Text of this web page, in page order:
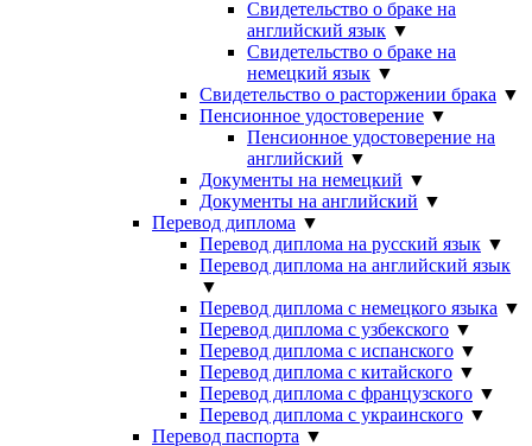
Свидетельство о браке на
английский язык ▼
Свидетельство о браке на
немецкий язык ▼
Свидетельство о расторжении брака ▼
Пенсионное удостоверение ▼
Пенсионное удостоверение на
английский ▼
Документы на немецкий ▼
Документы на английский ▼
Перевод диплома ▼
Перевод диплома на русский язык ▼
Перевод диплома на английский язык
▼
Перевод диплома с немецкого языка ▼
Перевод диплома с узбекского ▼
Перевод диплома с испанского ▼
Перевод диплома с китайского ▼
Перевод диплома с французского ▼
Перевод диплома с украинского ▼
Перевод паспорта ▼